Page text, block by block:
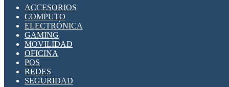
ACCESORIOS
COMPUTO
ELECTRÓNICA
GAMING
MOVILIDAD
OFICINA
POS
REDES
SEGURIDAD